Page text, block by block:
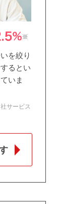
を絞り
るとい
いま
サービス